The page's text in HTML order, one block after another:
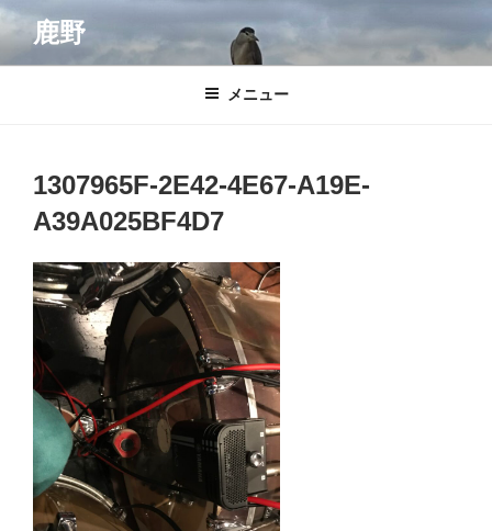
コ
ン
テ
鹿野
メニュー
1307965F-2E42-4E67-A19E-
A39A025BF4D7